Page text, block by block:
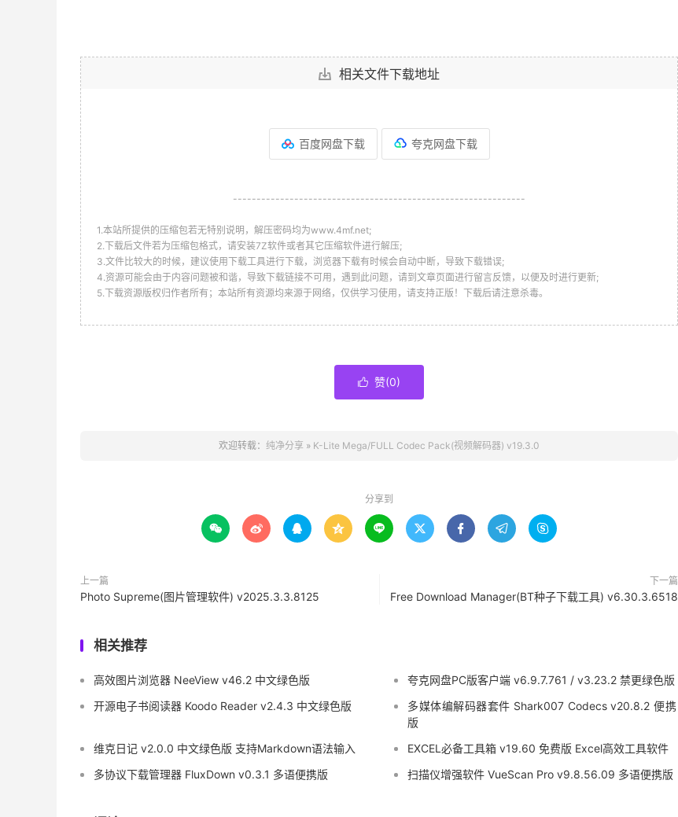
相关文件下载地址
百度网盘下载 夸克网盘下载
--------------------------------------------------------------
1.本站所提供的压缩包若无特别说明，解压密码均为www.4mf.net;
2.下载后文件若为压缩包格式，请安装7Z软件或者其它压缩软件进行解压;
3.文件比较大的时候，建议使用下载工具进行下载，浏览器下载有时候会自动中断，导致下载错误;
4.资源可能会由于内容问题被和谐，导致下载链接不可用，遇到此问题，请到文章页面进行留言反馈，以便及时进行更新;
5.下载资源版权归作者所有；本站所有资源均来源于网络，仅供学习使用，请支持正版！下载后请注意杀毒。
 赞(0)
欢迎转载： 纯净分享 » K-Lite Mega/FULL Codec Pack(视频解码器) v19.3.0
分享到
        
上一篇
Photo Supreme(图片管理软件) v2025.3.3.8125
下一篇
Free Download Manager(BT种子下载工具) v6.30.3.6518
相关推荐
高效图片浏览器 NeeView v46.2 中文绿色版
夸克网盘PC版客户端 v6.9.7.761 / v3.23.2 禁更绿色版
开源电子书阅读器 Koodo Reader v2.4.3 中文绿色版
多媒体编解码器套件 Shark007 Codecs v20.8.2 便携
版
维克日记 v2.0.0 中文绿色版 支持Markdown语法输入
EXCEL必备工具箱 v19.60 免费版 Excel高效工具软件
多协议下载管理器 FluxDown v0.3.1 多语便携版
扫描仪增强软件 VueScan Pro v9.8.56.09 多语便携版